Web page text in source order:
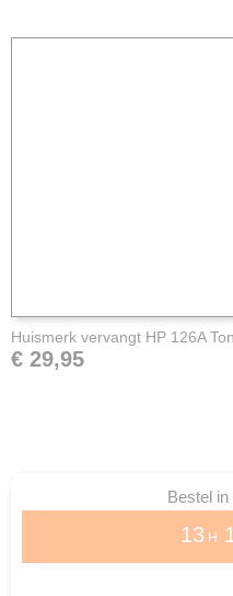
Huismerk vervangt HP 126A
€ 29,95
Bestel in
13 H